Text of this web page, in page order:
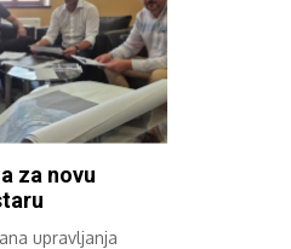
za novu
upravljanja